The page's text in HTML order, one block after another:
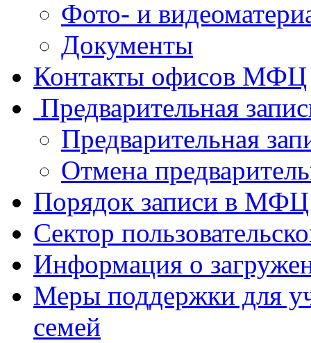
Фото- и
Документы
Контакты офисов МФЦ
Предварительная
Предварительная
Отмена
Порядок записи в МФЦ
Сектор
Информация о
Меры поддержки для
семей